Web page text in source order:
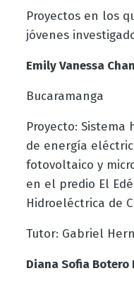
Proyectos en los
jóvenes
Emily Vanessa
Bucaramanga
Proyecto: Sistema
de energía
fotovoltaico y
en el predio El
Hidroeléctrica de
Tutor: Gabriel
Diana Sofia Botero